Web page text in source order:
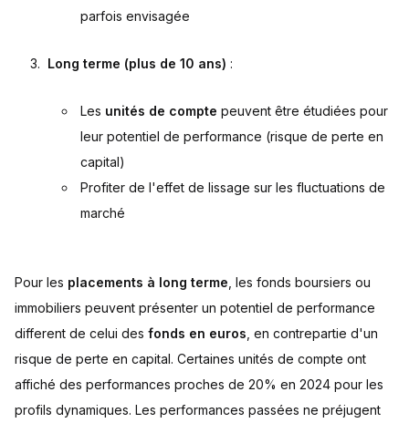
parfois envisagée
Long terme (plus de 10 ans) :
Les unités de compte peuvent être étudiées pour
leur potentiel de performance (risque de perte en
capital)
Profiter de l'effet de lissage sur les fluctuations de
marché
Pour les placements à long terme , les fonds boursiers ou
immobiliers peuvent présenter un potentiel de performance
different de celui des fonds en euros , en contrepartie d'un
risque de perte en capital. Certaines unités de compte ont
affiché des performances proches de 20% en 2024 pour les
profils dynamiques. Les performances passées ne préjugent